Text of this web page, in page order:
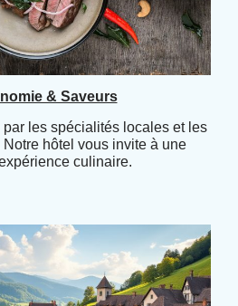
& Saveurs
les spécialités locales et les
hôtel vous invite à une
culinaire.